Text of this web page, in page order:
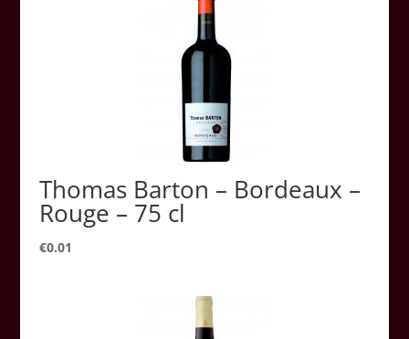
Thomas Barton – Bordeaux –
Rouge – 75 cl
€0.01